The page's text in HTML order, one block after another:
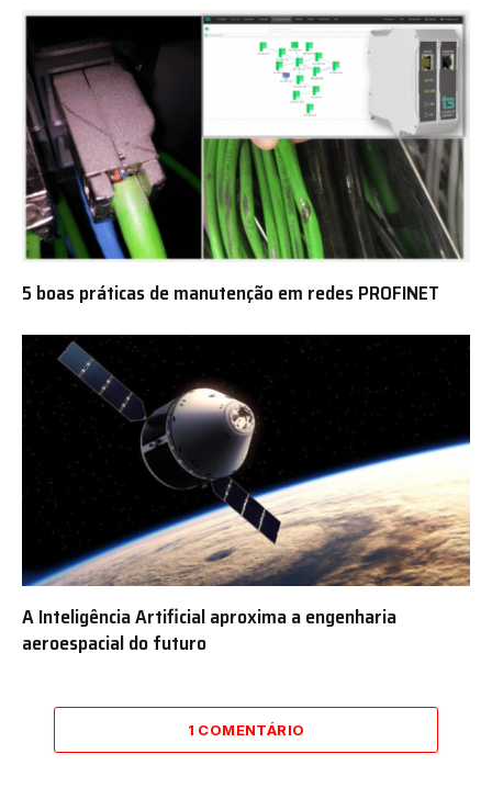
5 boas práticas de manutenção em redes PROFINET
A Inteligência Artificial aproxima a engenharia
aeroespacial do futuro
1 COMENTÁRIO